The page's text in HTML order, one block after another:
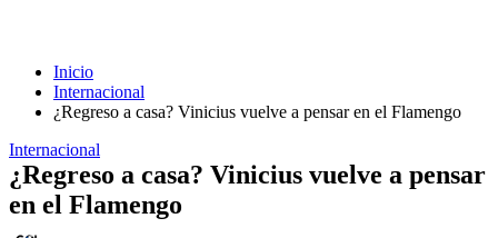
Inicio
Internacional
¿Regreso a casa? Vinicius vuelve a pensar en el Flamengo
Internacional
¿Regreso a casa? Vinicius vuelve a pensar
en el Flamengo